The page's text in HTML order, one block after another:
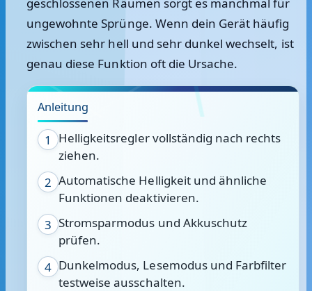
ungewohnte Sprünge. Wenn dein Gerät häufig
zwischen sehr hell und sehr dunkel wechselt, ist
genau diese Funktion oft die Ursache.
Anleitung
1
Helligkeitsregler vollständig nach rechts
ziehen.
2 Automatische Helligkeit und ähnliche
Funktionen deaktivieren.
3 Stromsparmodus und Akkuschutz
prüfen.
4 Dunkelmodus, Lesemodus und Farbfilter
testweise ausschalten.